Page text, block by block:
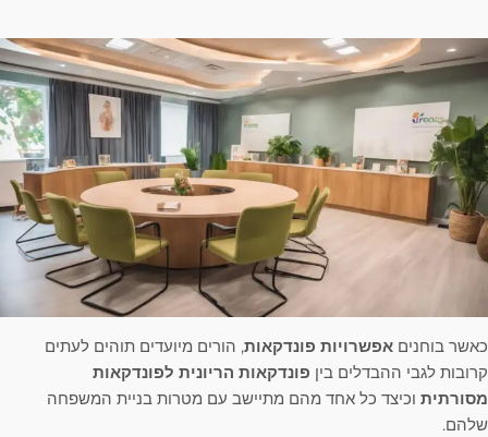
כאשר בוחנים אפשרויות פונדקאות, הורים מיועדים תוהים לעתים
קרובות לגבי ההבדלים בין פונדקאות הריונית לפונדקאות
מסורתית וכיצד כל אחד מהם מתיישב עם מטרות בניית המשפחה
שלהם.